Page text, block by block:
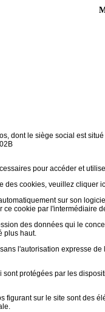
dont le siège social est
pour accéder et
des cookies, veuillez cliquer
sur son
cookie par l'intermédiaire
des données qui le
plus haut.
l'autorisation expresse
protégées par les
sur le site sont